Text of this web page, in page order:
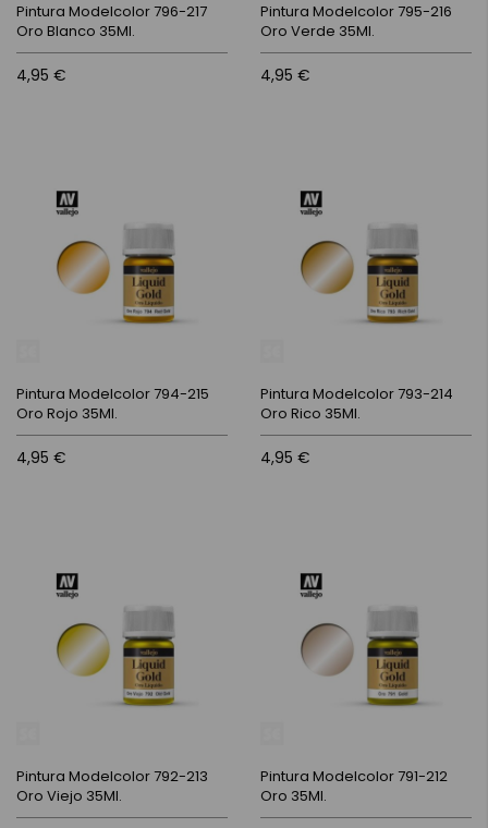
Pintura Modelcolor 796-217
Oro Blanco 35Ml.
4,95 €
Pintura Modelcolor 795-216
Oro Verde 35Ml.
4,95 €
Pintura Modelcolor 794-215
Oro Rojo 35Ml.
4,95 €
Pintura Modelcolor 793-214
Oro Rico 35Ml.
4,95 €
Pintura Modelcolor 792-213
Oro Viejo 35Ml.
Pintura Modelcolor 791-212
Oro 35Ml.